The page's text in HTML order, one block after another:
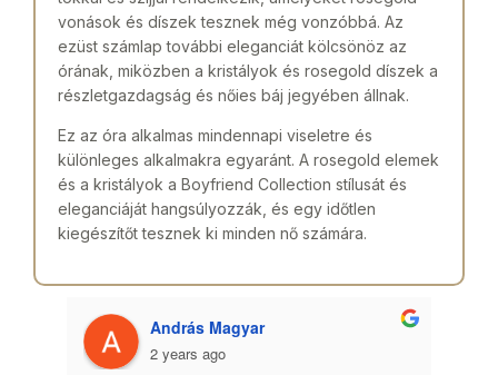
vonások és díszek tesznek még vonzóbbá. Az
ezüst számlap további eleganciát kölcsönöz az
órának, miközben a kristályok és rosegold díszek a
részletgazdagság és nőies báj jegyében állnak.
Ez az óra alkalmas mindennapi viseletre és
különleges alkalmakra egyaránt. A rosegold elemek
és a kristályok a Boyfriend Collection stílusát és
eleganciáját hangsúlyozzák, és egy időtlen
kiegészítőt tesznek ki minden nő számára.
András Magyar
2 years ago